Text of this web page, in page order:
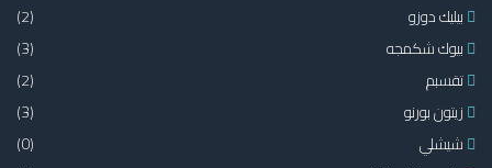
بيليك دوزو
(2)
بيوك شكمجه
(3)
تقسبم
(2)
زيتون بورنو
(3)
شيشلي
(0)